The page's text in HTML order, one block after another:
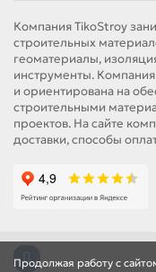
Продолжая работу с
Компания TikoStroy
строительных
геоматериалы,
инструменты.
и ориентирована на
строительными
проектов. На сайте
доставки, способы